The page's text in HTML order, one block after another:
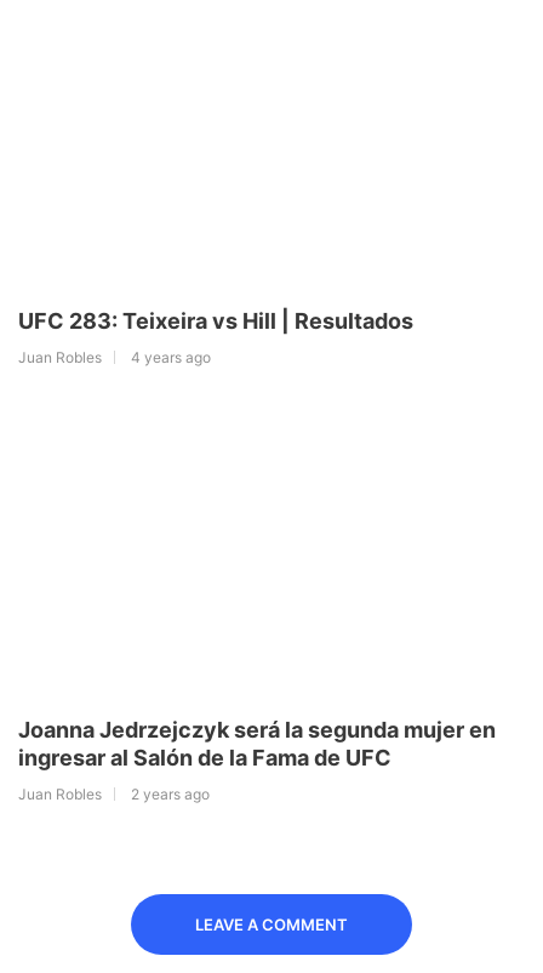
UFC 283: Teixeira vs Hill | Resultados
Juan Robles 4 years ago
Joanna Jedrzejczyk será la segunda mujer en
ingresar al Salón de la Fama de UFC
Juan Robles 2 years ago
LEAVE A COMMENT